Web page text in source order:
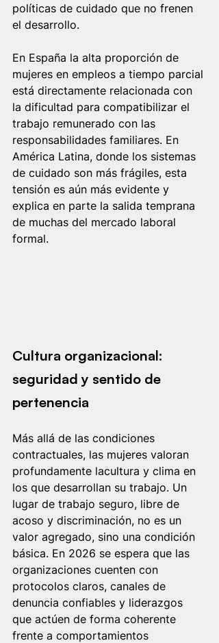
políticas de cuidado que no frenen
el desarrollo.
En España la alta proporción de
mujeres en empleos a tiempo parcial
está directamente relacionada con
la dificultad para compatibilizar el
trabajo remunerado con las
responsabilidades familiares. En
América Latina, donde los sistemas
de cuidado son más frágiles, esta
tensión es aún más evidente y
explica en parte la salida temprana
de muchas del mercado laboral
formal.
Cultura organizacional:
seguridad y sentido de
pertenencia
Más allá de las condiciones
contractuales, las mujeres valoran
profundamente lacultura y clima en
los que desarrollan su trabajo. Un
lugar de trabajo seguro, libre de
acoso y discriminación, no es un
valor agregado, sino una condición
básica. En 2026 se espera que las
organizaciones cuenten con
protocolos claros, canales de
denuncia confiables y liderazgos
que actúen de forma coherente
frente a comportamientos